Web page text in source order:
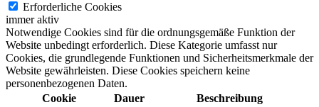
Erforderliche Cookies
immer aktiv
Notwendige Cookies sind für die ordnungsgemäße Funktion der
Website unbedingt erforderlich. Diese Kategorie umfasst nur
Cookies, die grundlegende Funktionen und Sicherheitsmerkmale der
Website gewährleisten. Diese Cookies speichern keine
personenbezogenen Daten.
Cookie
Dauer Beschreibung